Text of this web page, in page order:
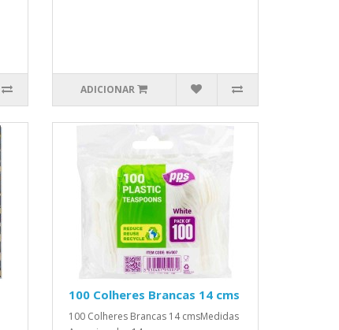
ADICIONAR
100 Colheres Brancas 14 cms
100 Colheres Brancas 14 cmsMedidas